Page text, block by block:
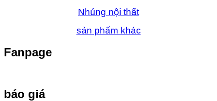
Nhúng nội thất
sản phẩm khác
Fanpage
báo giá